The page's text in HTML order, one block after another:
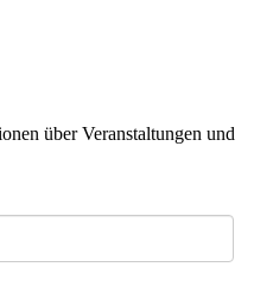
über Veranstaltungen und